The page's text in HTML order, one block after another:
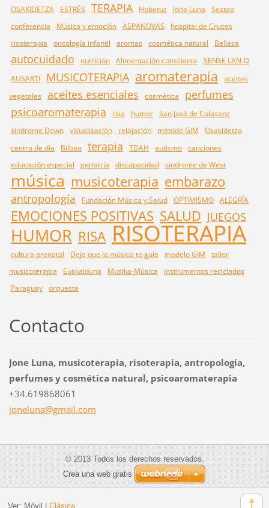
OSAKIDETZA ESTRÉS TERAPIA Hobetuz Jone Luna
Sestao
conferencia
Música y emoción ASPANOVAS
hospital de Cruces
risoterapia
oncología infantil aromas cosmética natural Belleza
autocuidado nutrición Alimentación consciente
SENSE LAN-D
AUSARTI
MUSICOTERAPIA aromaterapia
aceites
vegetales aceites esenciales cosmética
perfumes
psicoaromaterapia
risa humor San José de Calasanz
síndrome Down visualización relajación método GIM
Osakidetza
centro de día
Bilbao terapia TDAH autismo canciones
educación especial
geriatría discapacidad síndrome de West
música musicoterapia embarazo
antropología Fundación Música y Salud OPTIMISMO ALEGRÍA
EMOCIONES POSITIVAS SALUD JUEGOS
HUMOR RISA RISOTERAPIA
cultura prenatal Deja que la música te guíe modelo GIM
taller
musicoterapia
Euskalduna Musika-Música
instrumentos reciclados
Paraguay orquesta
Contacto
Jone Luna, musicoterapia, risoterapia, antropología,
perfumes y cosmética natural, psicoaromaterapia
+34.619868061
joneluna@gmail.com
© 2013 Todos los derechos reservados.
Crea una web gratis
Ver: Móvil | Clásica